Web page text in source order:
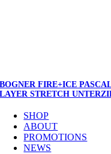
BOGNER FIRE+ICE
LAYER STRETCH
SHOP
ABOUT
PROMOTIONS
NEWS